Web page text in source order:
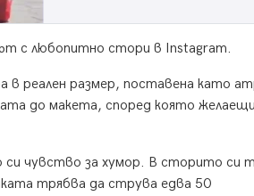
с любопитно стори в Instagram.
в реален размер, поставена като
до макета, според която
си чувство за хумор. В сторито си
трябва да струва едва 50